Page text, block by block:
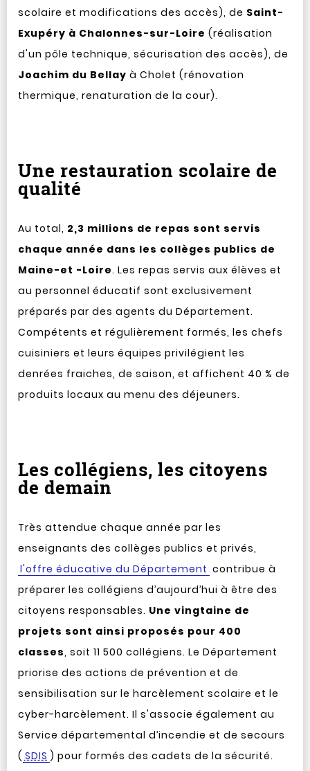
scolaire et modifications des accès), de Saint-
Exupéry à Chalonnes-sur-Loire (réalisation
d'un pôle technique, sécurisation des accès), de
Joachim du Bellay à Cholet (rénovation
thermique, renaturation de la cour).
Une restauration scolaire de
qualité
Au total, 2,3 millions de repas sont servis
chaque année dans les collèges publics de
Maine-et -Loire. Les repas servis aux élèves et
au personnel éducatif sont exclusivement
préparés par des agents du Département.
Compétents et régulièrement formés, les chefs
cuisiniers et leurs équipes privilégient les
denrées fraiches, de saison, et affichent 40 % de
produits locaux au menu des déjeuners.
Les collégiens, les citoyens
de demain
Très attendue chaque année par les
enseignants des collèges publics et privés,
l'offre éducative du Département contribue à
préparer les collégiens d’aujourd’hui à être des
citoyens responsables. Une vingtaine de
projets sont ainsi proposés pour 400
classes, soit 11 500 collégiens. Le Département
priorise des actions de prévention et de
sensibilisation sur le harcèlement scolaire et le
cyber-harcèlement. Il s'associe également au
Service départemental d’incendie et de secours
( SDIS ) pour formés des cadets de la sécurité.